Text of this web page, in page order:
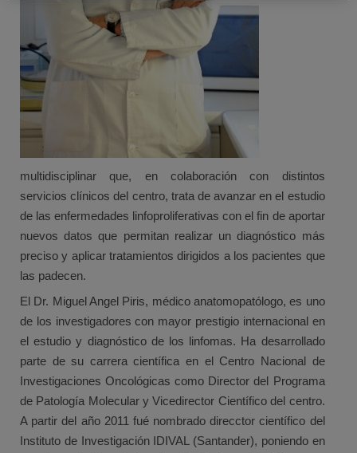
multidisciplinar que, en colaboración con distintos
servicios clínicos del centro, trata de avanzar en el estudio
de las enfermedades linfoproliferativas con el fin de aportar
nuevos datos que permitan realizar un diagnóstico más
preciso y aplicar tratamientos dirigidos a los pacientes que
las padecen.
El Dr. Miguel Angel Piris, médico anatomopatólogo, es uno
de los investigadores con mayor prestigio internacional en
el estudio y diagnóstico de los linfomas. Ha desarrollado
parte de su carrera científica en el Centro Nacional de
Investigaciones Oncológicas como Director del Programa
de Patología Molecular y Vicedirector Científico del centro.
A partir del año 2011 fué nombrado direcctor científico del
Instituto de Investigación IDIVAL (Santander), poniendo en